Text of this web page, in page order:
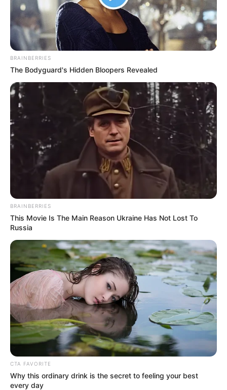
Langka Banget! 10 Pose Lucu
Katak yang Bikin Ketawa
Gemes
Ambyar! 10 Kalimat Baper
Pakai Bahasa Jawa Ini Bikin
Galau Abis
Fail! 10 Potret Makanan Gagal
Dimasak yang Bikin Kamu
Nggak Selera
10 Pose Manekin Anti
Mainstream yang Konyol
Banget
BRAINBERRIES
The Bodyguard's Hidden Bloopers Revealed
BRAINBERRIES
This Movie Is The Main Reason Ukraine Has Not Lost To
Russia
CTA FAVORITE
Why this ordinary drink is the secret to feeling your best
every day